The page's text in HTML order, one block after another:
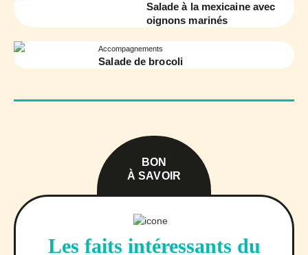
Salade à la mexicaine avec
oignons marinés
Accompagnements
Salade de brocoli
BON
À SAVOIR
Les faits intéressants du